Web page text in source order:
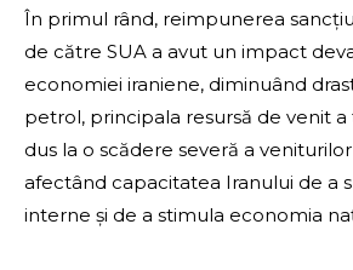
În primul rând, reimpunerea
de către SUA a avut un impact
economiei iraniene, diminuând
petrol, principala resursă de venit a
dus la o scădere severă a
afectând capacitatea Iranului de a
interne și de a stimula economia